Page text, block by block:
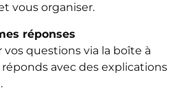
vous organiser.
réponses
vos questions via la boîte à
avec des explications